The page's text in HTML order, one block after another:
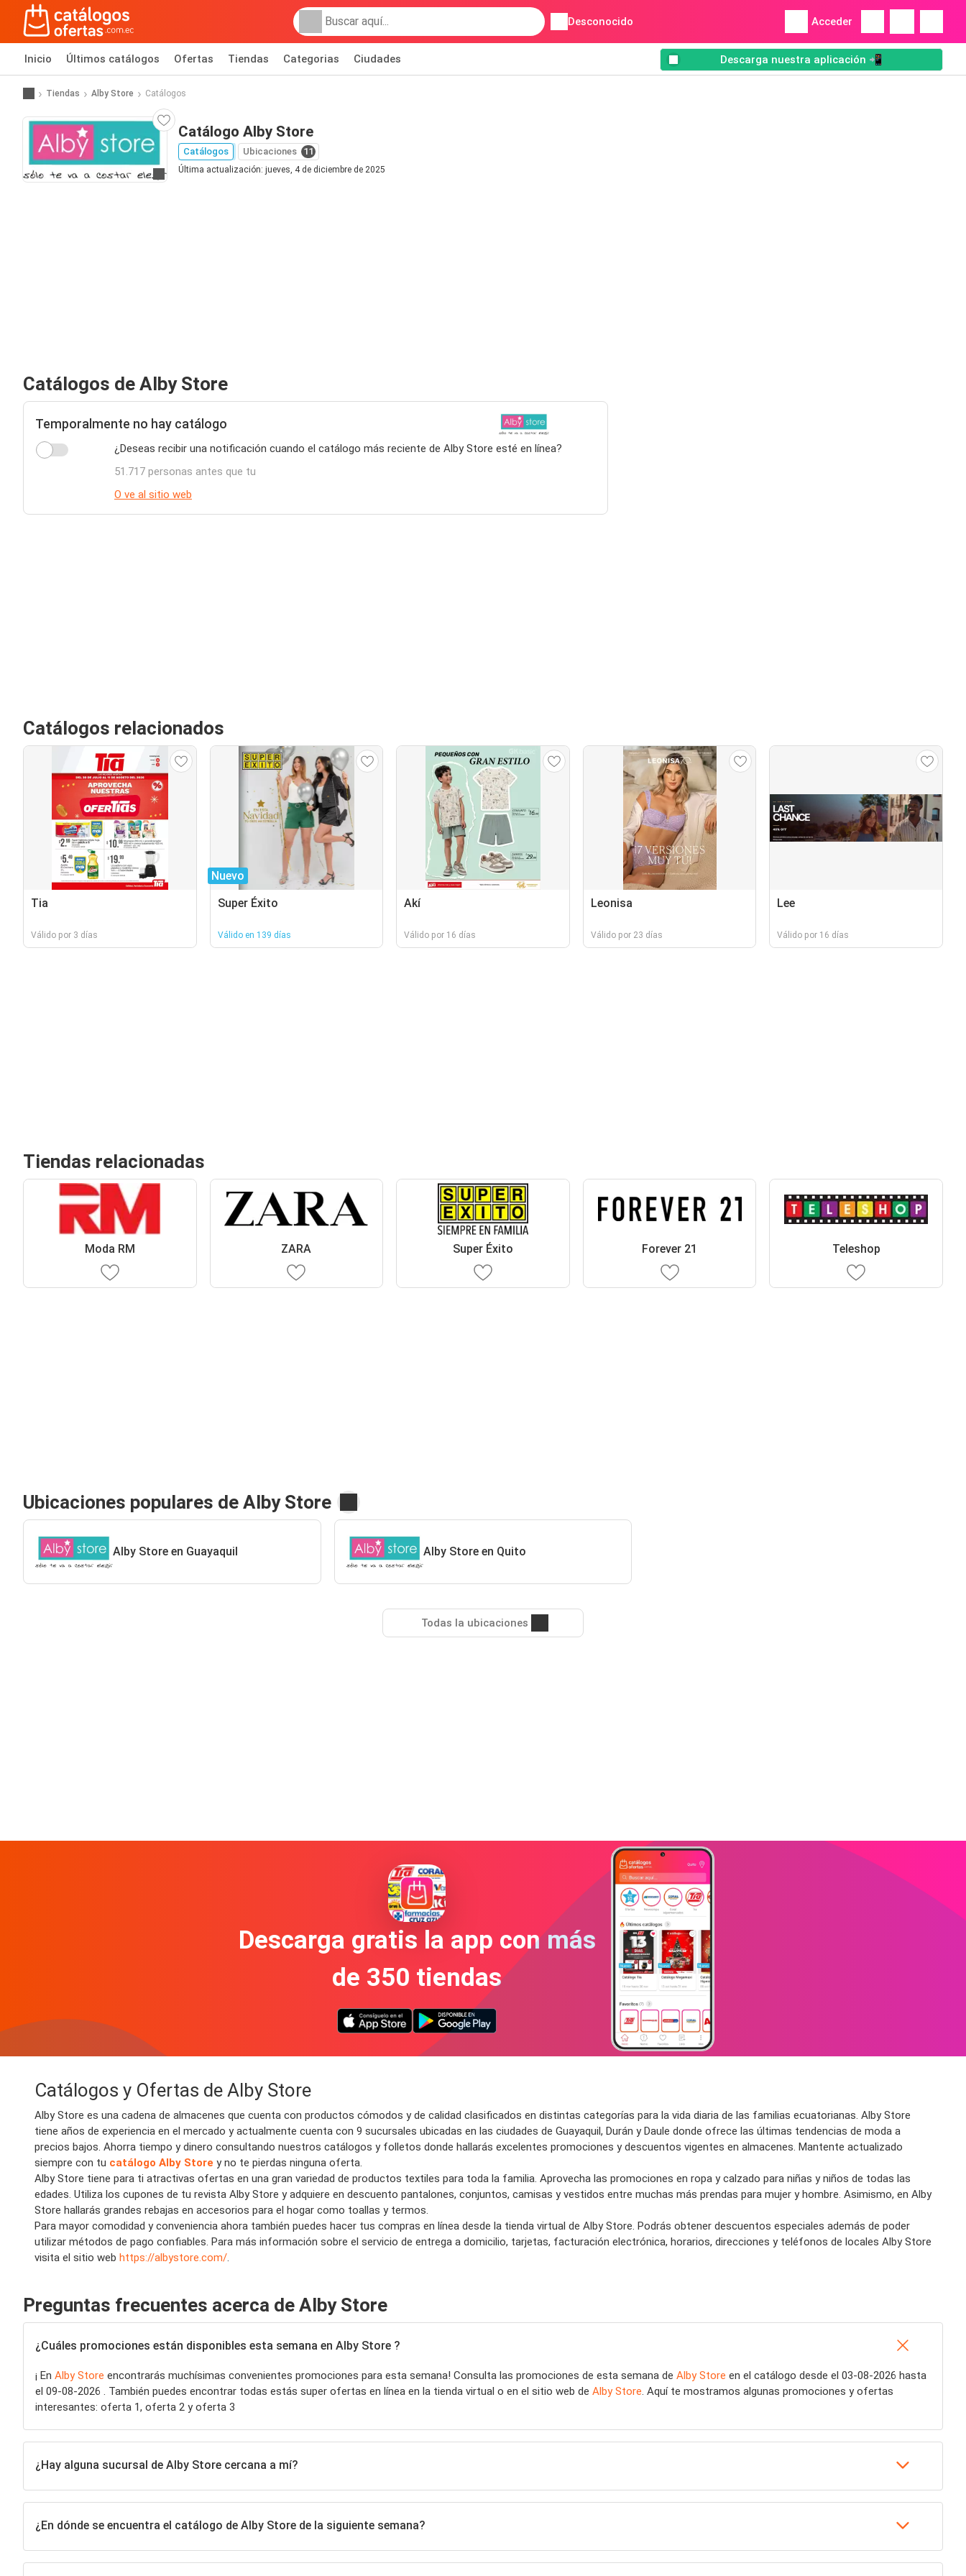
Desconocido Acceder
Inicio Últimos catálogos Ofertas Tiendas Categorias Ciudades Descarga nuestra aplicación 📲
Tiendas Alby Store Catálogos
Ir al sitio web
Catálogo Alby Store
Catálogos Ubicaciones 11
Última actualización: jueves, 4 de diciembre de 2025
Catálogos de Alby Store
Temporalmente no hay catálogo
¿Deseas recibir una notificación cuando el catálogo más reciente de Alby Store esté en línea?
51.717 personas antes que tu
O ve al sitio web
Catálogos relacionados
Tia
Válido por 3 días
Nuevo
Super Éxito
Válido en 139 días
Akí
Válido por 16 días
Leonisa
Válido por 23 días
Lee
Válido por 16 días
Tiendas relacionadas
Moda RM ZARA Super Éxito Forever 21 Teleshop
Ubicaciones populares de Alby Store
Alby Store en Guayaquil Alby Store en Quito
Todas la ubicaciones
Descarga gratis la app con más
de 350 tiendas
Catálogos y Ofertas de Alby Store
Alby Store es una cadena de almacenes que cuenta con productos cómodos y de calidad clasificados en distintas categorías para la vida diaria de las familias ecuatorianas. Alby Store
tiene años de experiencia en el mercado y actualmente cuenta con 9 sucursales ubicadas en las ciudades de Guayaquil, Durán y Daule donde ofrece las últimas tendencias de moda a
precios bajos. Ahorra tiempo y dinero consultando nuestros catálogos y folletos donde hallarás excelentes promociones y descuentos vigentes en almacenes. Mantente actualizado
siempre con tu catálogo Alby Store y no te pierdas ninguna oferta.
Alby Store tiene para ti atractivas ofertas en una gran variedad de productos textiles para toda la familia. Aprovecha las promociones en ropa y calzado para niñas y niños de todas las
edades. Utiliza los cupones de tu revista Alby Store y adquiere en descuento pantalones, conjuntos, camisas y vestidos entre muchas más prendas para mujer y hombre. Asimismo, en Alby
Store hallarás grandes rebajas en accesorios para el hogar como toallas y termos.
Para mayor comodidad y conveniencia ahora también puedes hacer tus compras en línea desde la tienda virtual de Alby Store. Podrás obtener descuentos especiales además de poder
utilizar métodos de pago confiables. Para más información sobre el servicio de entrega a domicilio, tarjetas, facturación electrónica, horarios, direcciones y teléfonos de locales Alby Store
visita el sitio web https://albystore.com/.
Preguntas frecuentes acerca de Alby Store
¿Cuáles promociones están disponibles esta semana en Alby Store ?
¡ En Alby Store encontrarás muchísimas convenientes promociones para esta semana! Consulta las promociones de esta semana de Alby Store en el catálogo desde el 03-08-2026 hasta
el 09-08-2026 . También puedes encontrar todas estás super ofertas en línea en la tienda virtual o en el sitio web de Alby Store. Aquí te mostramos algunas promociones y ofertas
interesantes: oferta 1, oferta 2 y oferta 3
¿Hay alguna sucursal de Alby Store cercana a mí?
¿En dónde se encuentra el catálogo de Alby Store de la siguiente semana?